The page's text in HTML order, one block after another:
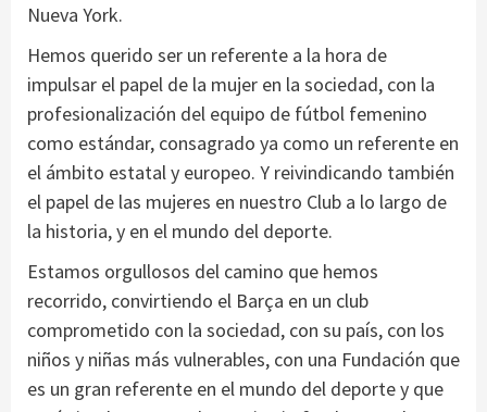
Nueva York.
Hemos querido ser un referente a la hora de
impulsar el papel de la mujer en la sociedad, con la
profesionalización del equipo de fútbol femenino
como estándar, consagrado ya como un referente en
el ámbito estatal y europeo. Y reivindicando también
el papel de las mujeres en nuestro Club a lo largo de
la historia, y en el mundo del deporte.
Estamos orgullosos del camino que hemos
recorrido, convirtiendo el Barça en un club
comprometido con la sociedad, con su país, con los
niños y niñas más vulnerables, con una Fundación que
es un gran referente en el mundo del deporte y que